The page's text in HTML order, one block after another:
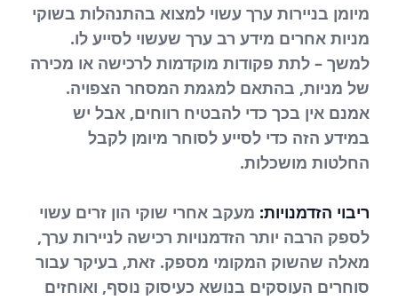
מיומן בניירות ערך עשוי למצוא בהתנהלות בשוקי
מניות אחרים מידע רב ערך שעשוי לסייע לו.
למשך – לתת פקודות מוקדמות לרכישה או מכירה
של מניות, בהתאם למגמת המסחר הצפויה.
אמנם אין בכך כדי להבטיח רווחים, אבל יש
במידע הזה כדי לסייע לסוחר מיומן לקבל
החלטות מושכלות.
ריבוי הזדמנויות: מעקב אחרי שוקי הון זרים עשוי
לספק הרבה יותר הזדמנויות רכישה לניירות ערך,
מאלה שהשוק המקומי מספק. זאת, בעיקר עבור
סוחרים העוסקים בנושא כעיסוק נוסף, ואוחזים